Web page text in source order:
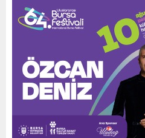
“MEVZUATA AYKIRI
YAPTIRIM UYGULANACAK”
Bakanlık sosyal medya
açıklamada şu sözlere yer verdi:
“Yılın son döneminde artış